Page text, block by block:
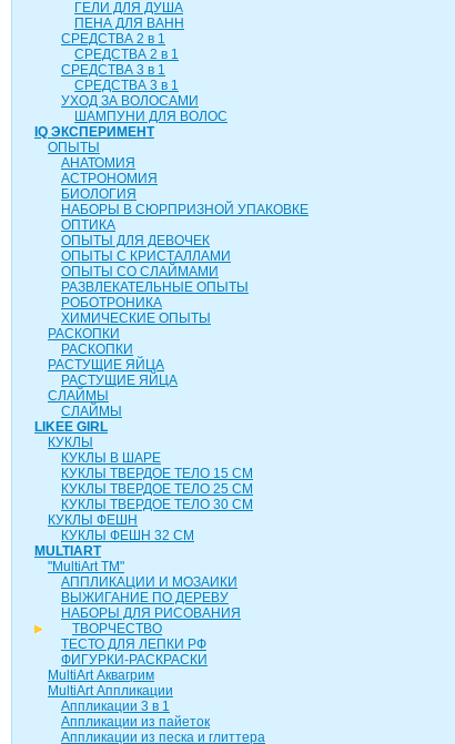
ГЕЛИ ДЛЯ ДУША
ПЕНА ДЛЯ ВАНН
СРЕДСТВА 2 в 1
СРЕДСТВА 2 в 1
СРЕДСТВА 3 в 1
СРЕДСТВА 3 в 1
УХОД ЗА ВОЛОСАМИ
ШАМПУНИ ДЛЯ ВОЛОС
IQ ЭКСПЕРИМЕНТ
ОПЫТЫ
АНАТОМИЯ
АСТРОНОМИЯ
БИОЛОГИЯ
НАБОРЫ В СЮРПРИЗНОЙ УПАКОВКЕ
ОПТИКА
ОПЫТЫ ДЛЯ ДЕВОЧЕК
ОПЫТЫ С КРИСТАЛЛАМИ
ОПЫТЫ СО СЛАЙМАМИ
РАЗВЛЕКАТЕЛЬНЫЕ ОПЫТЫ
РОБОТРОНИКА
ХИМИЧЕСКИЕ ОПЫТЫ
РАСКОПКИ
РАСКОПКИ
РАСТУЩИЕ ЯЙЦА
РАСТУЩИЕ ЯЙЦА
СЛАЙМЫ
СЛАЙМЫ
LIKEE GIRL
КУКЛЫ
КУКЛЫ В ШАРЕ
КУКЛЫ ТВЕРДОЕ ТЕЛО 15 СМ
КУКЛЫ ТВЕРДОЕ ТЕЛО 25 СМ
КУКЛЫ ТВЕРДОЕ ТЕЛО 30 СМ
КУКЛЫ ФЕШН
КУКЛЫ ФЕШН 32 СМ
MULTIART
"MultiArt ТМ"
АППЛИКАЦИИ И МОЗАИКИ
ВЫЖИГАНИЕ ПО ДЕРЕВУ
НАБОРЫ ДЛЯ РИСОВАНИЯ
ТВОРЧЕСТВО
ТЕСТО ДЛЯ ЛЕПКИ РФ
ФИГУРКИ-РАСКРАСКИ
MultiArt Аквагрим
MultiArt Аппликации
Аппликации 3 в 1
Аппликации из пайеток
Аппликации из песка и глиттера